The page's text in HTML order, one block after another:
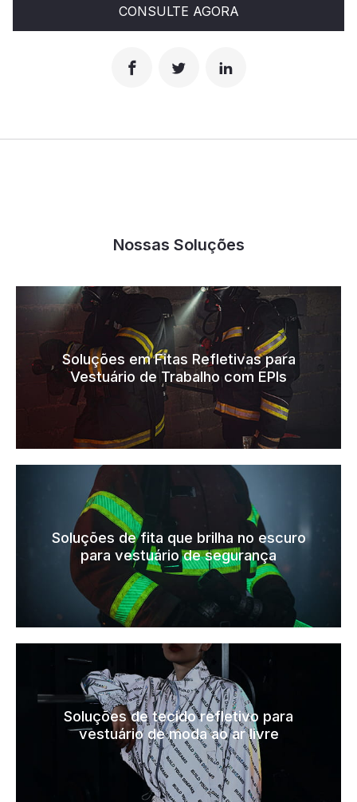
CONSULTE AGORA
Nossas Soluções
Soluções em Fitas Refletivas para
Vestuário de Trabalho com EPIs
Soluções de fita que brilha no escuro
para vestuário de segurança
Soluções de tecido refletivo para
vestuário de moda ao ar livre